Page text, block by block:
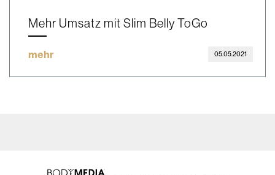
Mehr Umsatz mit Slim Belly ToGo
mehr 05.05.2021